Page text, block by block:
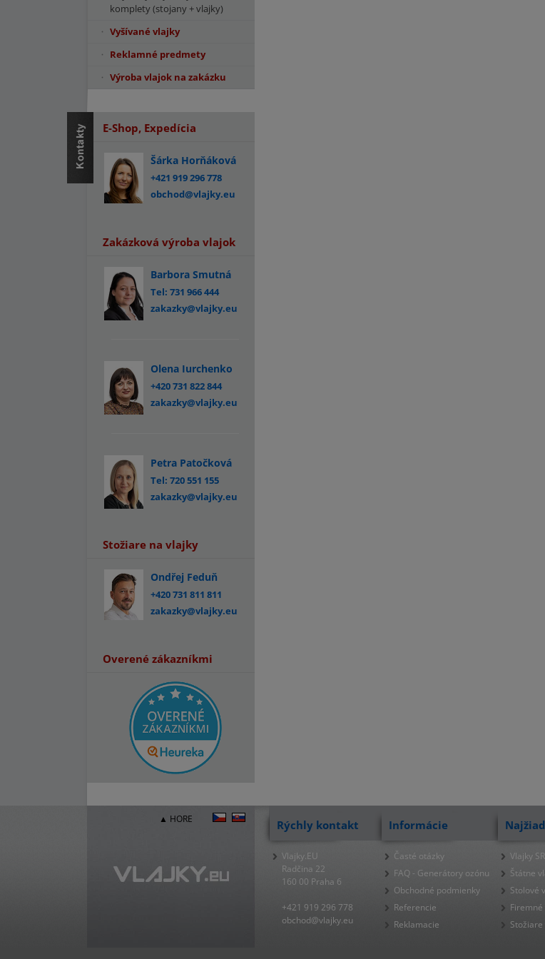
komplety (stojany + vlajky)
Vyšívané vlajky
Reklamné predmety
Výroba vlajok na zakázku
E-Shop, Expedícia
Šárka Horňáková
+421 919 296 778
obchod@vlajky.eu
Zakázková výroba vlajok
Barbora Smutná
Tel: 731 966 444
zakazky@vlajky.eu
Olena Iurchenko
+420 731 822 844
zakazky@vlajky.eu
Petra Patočková
Tel: 720 551 155
zakazky@vlajky.eu
Stožiare na vlajky
Ondřej Feduň
+420 731 811 811
zakazky@vlajky.eu
Overené zákazníkmi
▲ HORE Rýchly kontakt
Vlajky.EU
Radčina 22
160 00 Praha 6
+421 919 296 778
obchod@vlajky.eu
Informácie
Časté otázky
FAQ - Generátory ozónu
Obchodné podmienky
Referencie
Reklamacie
Vlajky SR
Štátne
Stolové